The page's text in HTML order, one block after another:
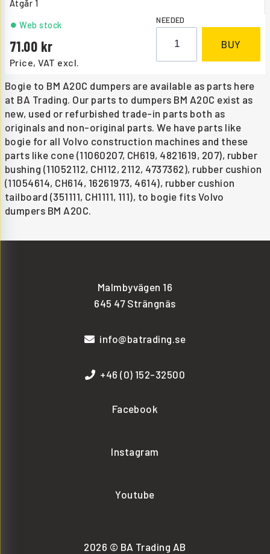
Åtgår 1
Price, VAT excl.
71.00
Web stock NEEDED
BUY
Bogie to BM A20C dumpers are available as parts here
at BA Trading. Our parts to dumpers BM A20C exist as
new, used or refurbished trade-in parts both as
originals and non-original parts. We have parts like
bogie for all Volvo construction machines and these
parts like cone (11060207, CH619, 4821619, 207), rubber
bushing (11052112, CH112, 2112, 4737362), rubber cushion
(11054614, CH614, 16261973, 4614), rubber cushion
tailboard (351111, CH1111, 111), to bogie fits Volvo
dumpers BM A20C.
Malmbyvägen 16
645 47 Strängnäs
info@batrading.se
+46 (0) 152-32500
Facebook
Instagram
Youtube
2026 © BA Trading AB